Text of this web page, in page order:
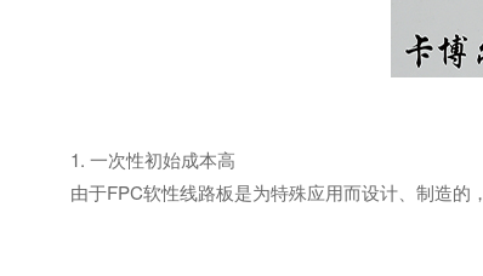
1. 一次性初始成本高
由于FPC软性线路板是为特殊应用而设计、制造的